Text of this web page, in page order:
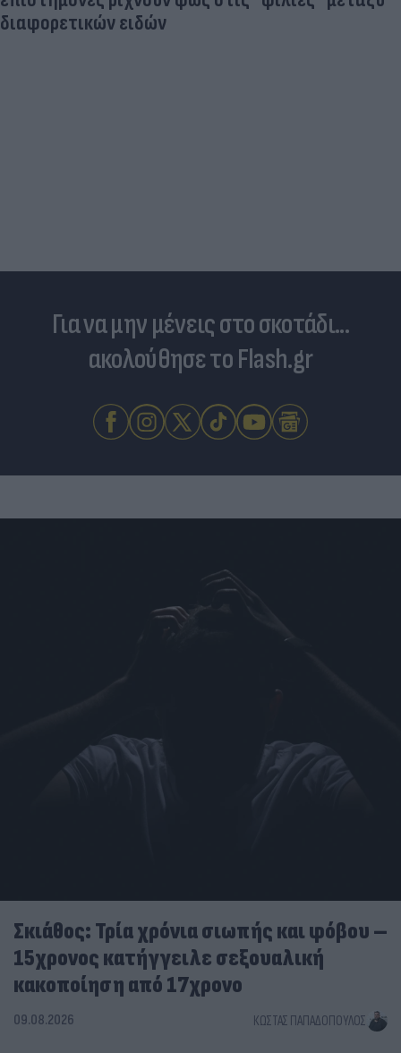
διαφορετικών ειδών
Για να μην μένεις στο σκοτάδι...
ακολούθησε το Flash.gr
Σκιάθος: Τρία χρόνια σιωπής και φόβου –
15χρονος κατήγγειλε σεξουαλική
κακοποίηση από 17χρονο
09.08.2026 ΚΏΣΤΑΣ ΠΑΠΑΔΌΠΟΥΛΟΣ